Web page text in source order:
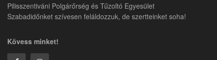
Pilisszentiváni Polgárőrség és Tűzoltó Egyesület
Szabadidőnket szívesen feláldozzuk, de szertteinket soha!
Kövess minket!